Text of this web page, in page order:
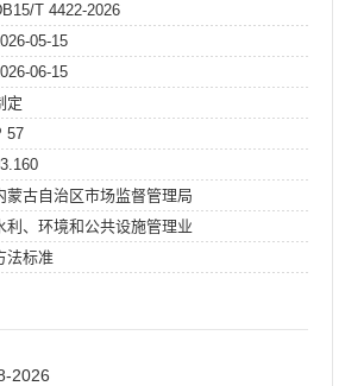
T 4422-2026
05-15
06-15
定
57
蒙古自治区市场监督管理局
利、环境和公共设施管理业
法标准
2026